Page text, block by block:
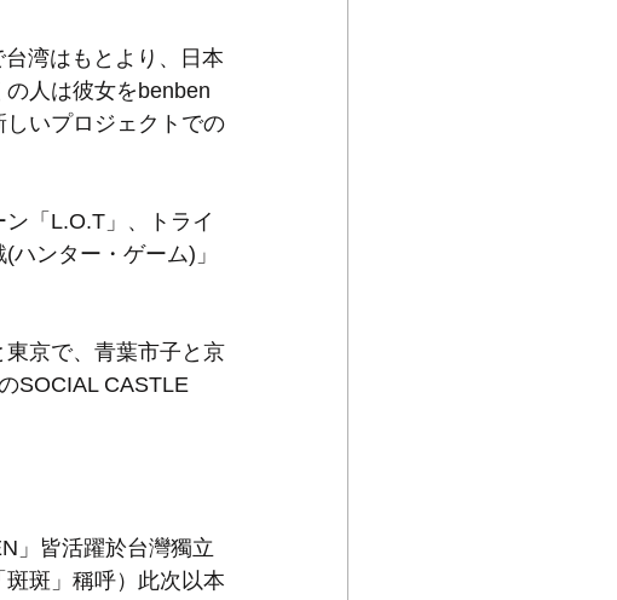
湾はもとより、日本
人は彼女をbenben
いプロジェクトでの
「L.O.T」、トライ
ンター・ゲーム)」
京で、青葉市子と京
SOCIAL CASTLE
」皆活躍於台灣獨立
斑」稱呼）此次以本